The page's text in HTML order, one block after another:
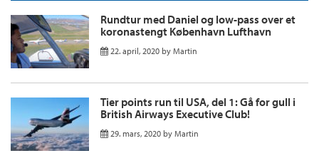
Rundtur med Daniel og low-pass over et
koronastengt København Lufthavn
22. april, 2020 by Martin
Tier points run til USA, del 1: Gå for gull i
British Airways Executive Club!
29. mars, 2020 by Martin